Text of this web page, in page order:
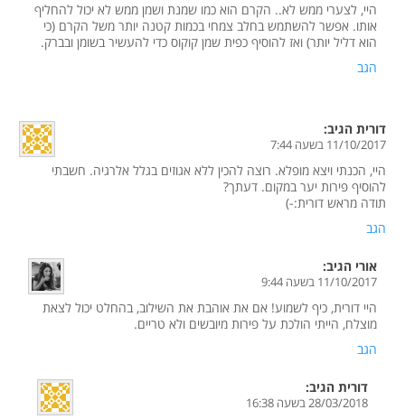
היי, לצערי ממש לא.. הקרם הוא כמו שמנת ושמן ממש לא יכול להחליף
אותו. אפשר להשתמש בחלב צמחי בכמות קטנה יותר משל הקרם (כי
הוא דליל יותר) ואז להוסיף כפית שמן קוקוס כדי להעשיר בשומן ובברק.
הגב
דורית הגיב:
11/10/2017 בשעה 7:44
היי, הכנתי ויצא מופלא. רוצה להכין ללא אגוזים בגלל אלרגיה. חשבתי
להוסיף פירות יער במקום. דעתך?
תודה מראש דורית:-)
הגב
אורי הגיב:
11/10/2017 בשעה 9:44
היי דורית, כיף לשמוע! אם את אוהבת את השילוב, בהחלט יכול לצאת
מוצלח, הייתי הולכת על פירות מיובשים ולא טריים.
הגב
דורית הגיב:
28/03/2018 בשעה 16:38